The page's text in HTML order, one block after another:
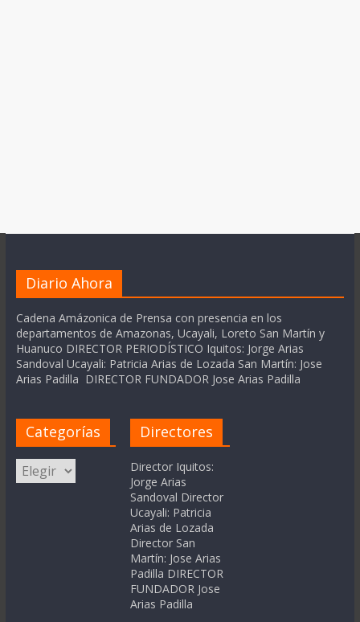
Diario Ahora
Cadena Amázonica de Prensa con presencia en los
departamentos de Amazonas, Ucayali, Loreto San Martín y
Huanuco DIRECTOR PERIODÍSTICO Iquitos: Jorge Arias
Sandoval Ucayali: Patricia Arias de Lozada San Martín: Jose
Arias Padilla DIRECTOR FUNDADOR Jose Arias Padilla
Categorías
Categorías
Directores
Director Iquitos:
Jorge Arias
Sandoval Director
Ucayali: Patricia
Arias de Lozada
Director San
Martín: Jose Arias
Padilla DIRECTOR
FUNDADOR Jose
Arias Padilla